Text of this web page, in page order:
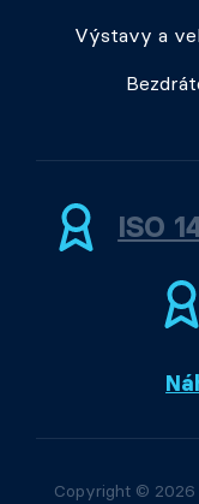
Výstavy a
ISO
Copyright © 2026